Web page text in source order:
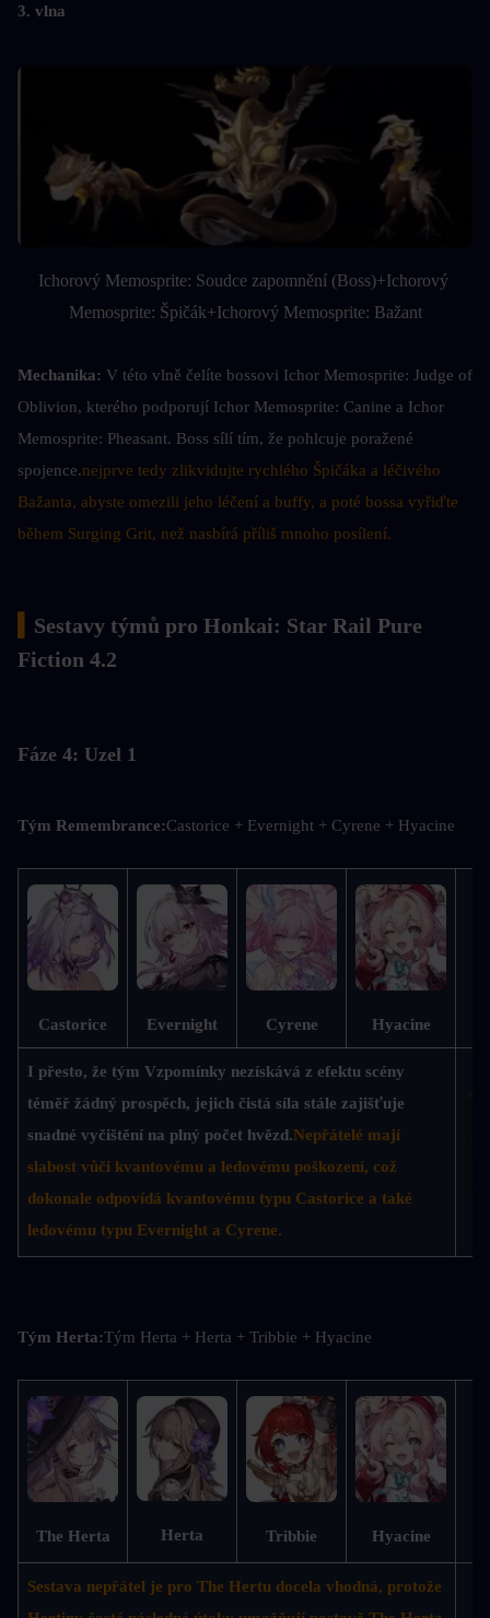
3. vlna
Ichorový Memosprite: Soudce zapomnění (Boss)+Ichorový
Memosprite: Špičák+Ichorový Memosprite: Bažant
Mechanika: V této vlně čelíte bossovi Ichor Memosprite: Judge of
Oblivion, kterého podporují Ichor Memosprite: Canine a Ichor
Memosprite: Pheasant. Boss sílí tím, že pohlcuje poražené
spojence.nejprve tedy zlikvidujte rychlého Špičáka a léčivého
Bažanta, abyste omezili jeho léčení a buffy, a poté bossa vyřiďte
během Surging Grit, než nasbírá příliš mnoho posílení.
Sestavy týmů pro Honkai: Star Rail Pure
Fiction 4.2
Fáze 4: Uzel 1
Tým Remembrance:Castorice + Evernight + Cyrene + Hyacine
Castorice Evernight Cyrene Hyacine
I přesto, že tým Vzpomínky nezískává z efektu scény
téměř žádný prospěch, jejich čistá síla stále zajišťuje
snadné vyčištění na plný počet hvězd.Nepřátelé mají
slabost vůči kvantovému a ledovému poškození, což
dokonale odpovídá kvantovému typu Castorice a také
ledovému typu Evernight a Cyrene.
Tým Herta:Tým Herta + Herta + Tribbie + Hyacine
The Herta Herta Tribbie Hyacine
Sestava nepřátel je pro The Hertu docela vhodná, protože